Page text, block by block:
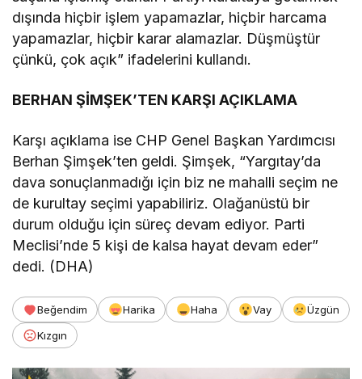
dışında hiçbir işlem yapamazlar, hiçbir harcama
yapamazlar, hiçbir karar alamazlar. Düşmüştür
çünkü, çok açık” ifadelerini kullandı.
BERHAN ŞİMŞEK’TEN KARŞI AÇIKLAMA
Karşı açıklama ise CHP Genel Başkan Yardımcısı
Berhan Şimşek’ten geldi. Şimşek, “Yargıtay’da
dava sonuçlanmadığı için biz ne mahalli seçim ne
de kurultay seçimi yapabiliriz. Olağanüstü bir
durum olduğu için süreç devam ediyor. Parti
Meclisi’nde 5 kişi de kalsa hayat devam eder”
dedi. (DHA)
Beğendim Harika Haha Vay
Üzgün
Kızgın